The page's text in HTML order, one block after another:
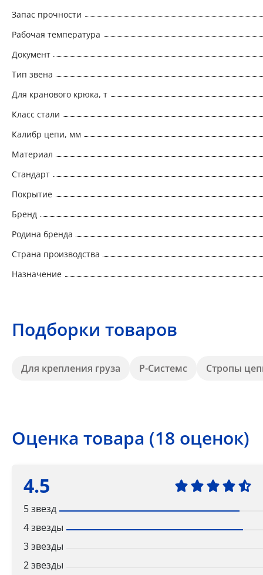
Запас прочности
Рабочая температура
Документ
Тип звена
Для кранового крюка, т
Класс стали
Калибр цепи, мм
Материал
Стандарт
Покрытие
Бренд
Родина бренда
Страна производства
Назначение
Подборки товаров
Для крепления груза Р-Системс Стропы
Оценка товара (18 оценок)
4.5
5 звезд
4 звезды
3 звезды
2 звезды